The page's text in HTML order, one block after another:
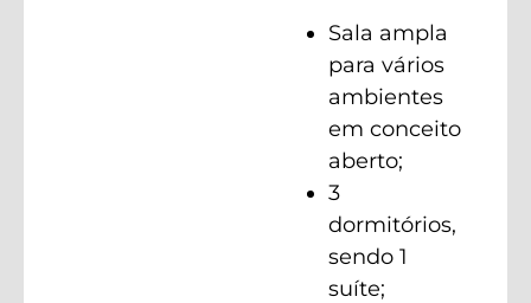
Sala ampla
para vários
ambientes
em conceito
aberto;
3
dormitórios,
sendo 1
suíte;